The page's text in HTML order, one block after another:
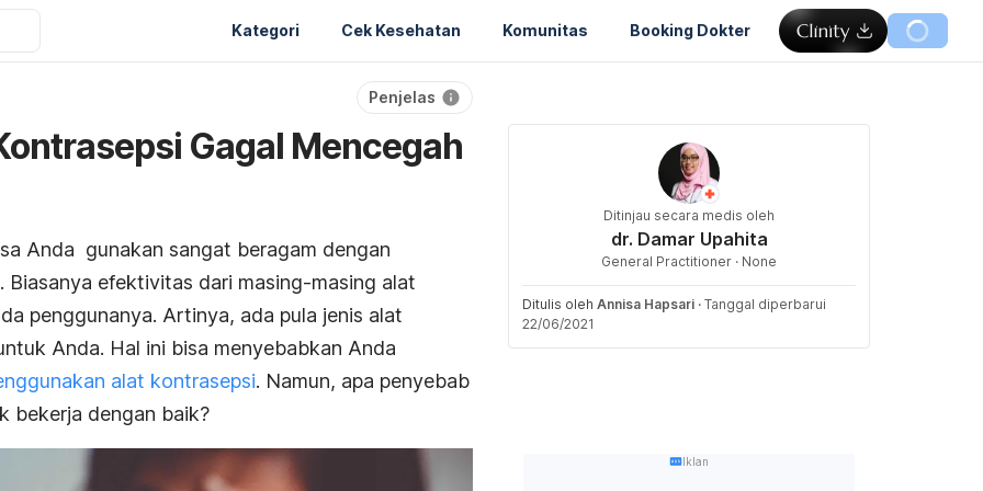
Kategori Cek Kesehatan Komunitas Booking Dokter
Penjelas
Gagal Mencegah
Anda gunakan sangat beragam dengan
efektivitas dari masing-masing alat
penggunanya. Artinya, ada pula jenis alat
Anda. Hal ini bisa menyebabkan Anda
alat kontrasepsi. Namun, apa penyebab
bekerja dengan baik?
Ditinjau secara medis oleh
dr. Damar Upahita
General Practitioner · None
Ditulis oleh Annisa Hapsari · Tanggal diperbarui
22/06/2021
Iklan